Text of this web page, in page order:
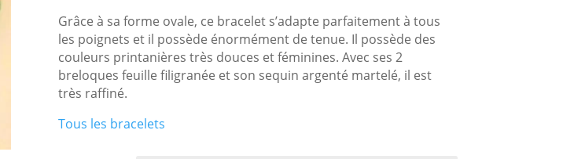
Grâce à sa forme ovale, ce bracelet s’adapte parfaitement à tous
les poignets et il possède énormément de tenue. Il possède des
couleurs printanières très douces et féminines. Avec ses 2
breloques feuille filigranée et son sequin argenté martelé, il est
très raffiné.
Tous les bracelets